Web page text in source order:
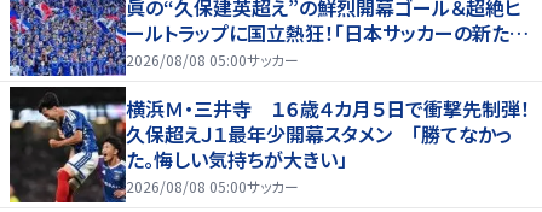
眞の“久保建英超え”の鮮烈開幕ゴール＆超絶ヒ
ールトラップに国立熱狂！｢日本サッカーの新たな
スターが誕生した｣
2026/08/08 05:00サッカー
横浜Ｍ・三井寺 １６歳４カ月５日で衝撃先制弾！
久保超えＪ１最年少開幕スタメン 「勝てなかっ
た。悔しい気持ちが大きい」
2026/08/08 05:00サッカー